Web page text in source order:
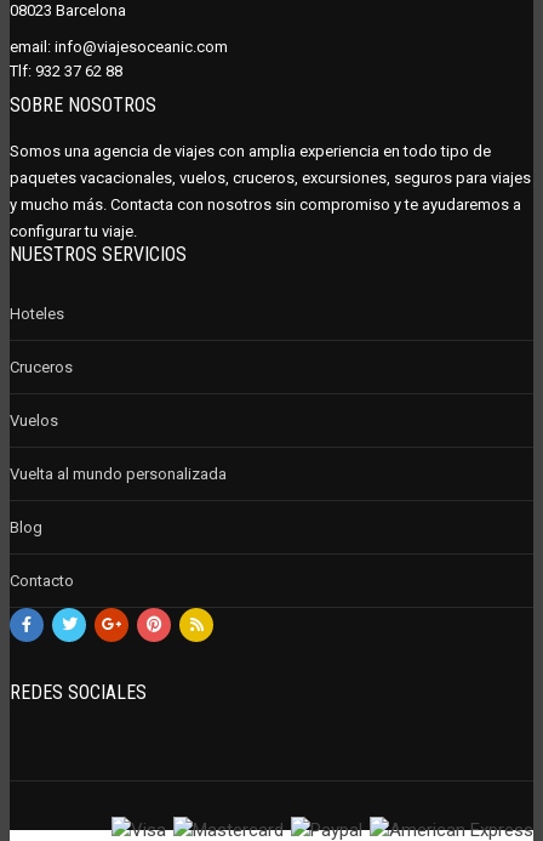
08023 Barcelona
email: info@viajesoceanic.com
Tlf: 932 37 62 88
SOBRE NOSOTROS
Somos una agencia de viajes con amplia experiencia en todo tipo de
paquetes vacacionales, vuelos, cruceros, excursiones, seguros para viajes
y mucho más. Contacta con nosotros sin compromiso y te ayudaremos a
configurar tu viaje.
NUESTROS SERVICIOS
Hoteles
Cruceros
Vuelos
Vuelta al mundo personalizada
Blog
Contacto
REDES SOCIALES